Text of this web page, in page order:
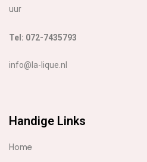
uur
Tel: 072-7435793
info@la-lique.nl
Handige Links
Home